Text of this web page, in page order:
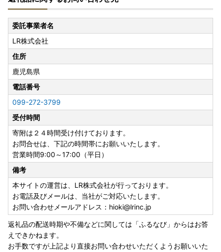
委託事業者名
LR株式会社
住所
鹿児島県
電話番号
099-272-3799
受付時間
寄附は２４時間受け付けております。
お問合せは、下記の時間帯にお願いいたします。
営業時間9:00～17:00（平日）
備考
本サイトの運営は、LR株式会社が行っております。
お電話及びメールは、当社がご対応いたします。
お問い合わせメールアドレス：hioki@lrinc.jp
返礼品の配送時期や不備などに関しては「ふるなび」からはお答
えできかねます。
お手数ですが上記より直接お問い合わせいただくようお願いいた